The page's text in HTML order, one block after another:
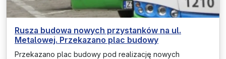
Rusza budowa nowych przystanków na ul.
Metalowej. Przekazano plac budowy
Przekazano plac budowy pod realizację nowych